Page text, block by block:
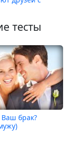
тесты
брак?